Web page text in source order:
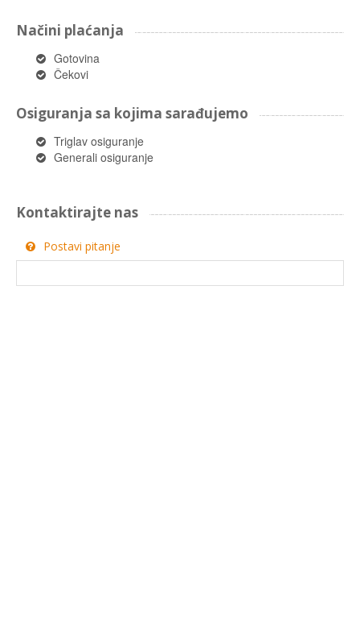
Načini plaćanja
Gotovina
Čekovi
Osiguranja sa kojima sarađujemo
Triglav osiguranje
Generali osiguranje
Kontaktirajte nas
Postavi pitanje